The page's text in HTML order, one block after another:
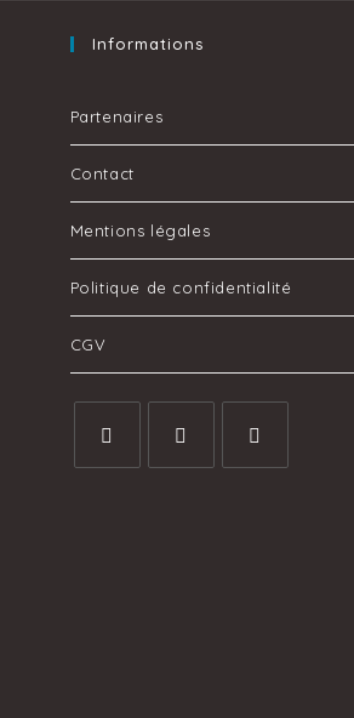
Informations
Partenaires
Contact
Mentions légales
Politique de confidentialité
CGV